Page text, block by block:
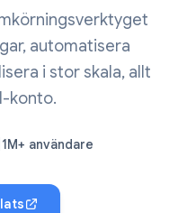
automatisera
i stor skala, allt
konto.
1M+ användare